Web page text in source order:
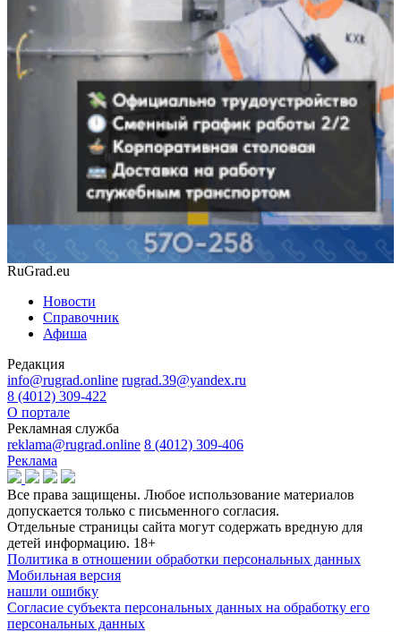
RuGrad.eu
Новости
Справочник
Афиша
Редакция
info@rugrad.online rugrad.39@yandex.ru
8 (4012) 309-422
О портале
Рекламная служба
reklama@rugrad.online 8 (4012) 309-406
Реклама
Все права защищены. Любое использование материалов
допускается только с письменного согласия.
Отдельные страницы сайта могут содержать вредную для
детей информацию. 18+
Политика в отношении обработки персональных данных
Мобильная версия
нашли ошибку
Согласие субъекта персональных данных на обработку его
персональных данных